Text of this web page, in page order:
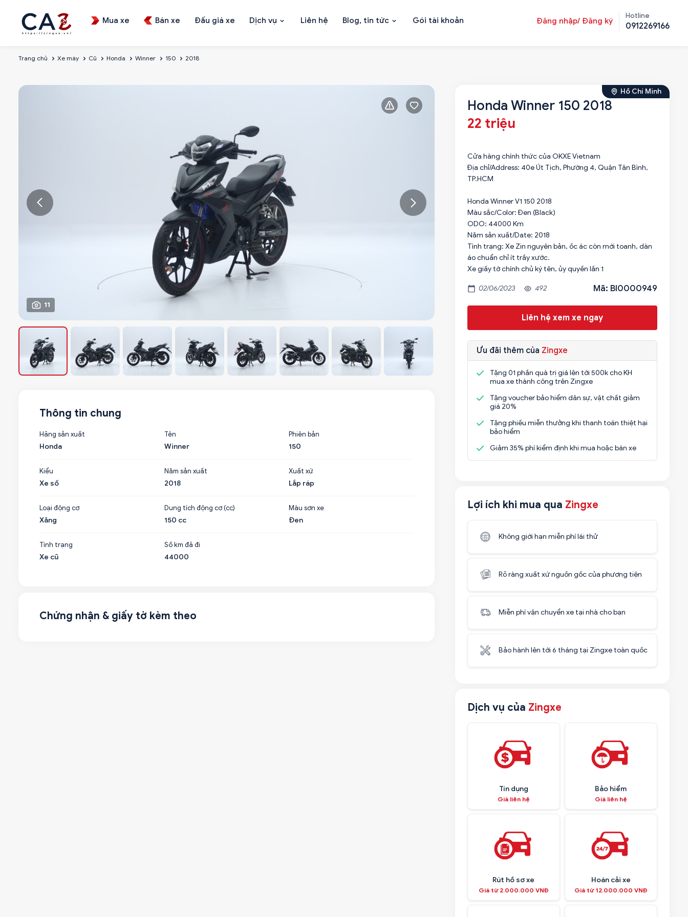
Mua xe Bán xe Đấu giá xe Dịch vụ Liên hệ Blog, tin tức Gói tài khoản Đăng nhập/ Đăng ký
Hotline
0912269166
Trang chủ Xe máy Cũ Honda Winner 150 2018
11
Hồ Chí Minh
Honda Winner 150 2018
22 triệu
Cửa hàng chính thức của OKXE Vietnam
Địa chỉ/Address: 40e Út Tịch, Phường 4, Quận Tân Bình,
TP.HCM
Honda Winner V1 150 2018
Màu sắc/Color: Đen (Black)
ODO: 44000 Km
Năm sản xuất/Date: 2018
Tình trạng: Xe Zin nguyên bản, ốc ác còn mới toanh, dàn
áo chuẩn chỉ ít trầy xước.
Xe giấy tờ chính chủ ký tên, ủy quyền lần 1
02/06/2023 492 Mã: BI0000949
Liên hệ xem xe ngay
Ưu đãi thêm của Zingxe
Tặng 01 phần quà trị giá lên tới 500k cho KH
mua xe thành công trên Zingxe
Tặng voucher bảo hiểm dân sự, vật chất giảm
giá 20%
Tặng phiếu miễn thưởng khi thanh toán thiệt hại
bảo hiểm
Giảm 35% phí kiểm định khi mua hoặc bán xe
Lợi ích khi mua qua Zingxe
Không giới hạn miễn phí lái thử
Rõ ràng xuất xứ nguồn gốc của phương tiện
Miễn phí vận chuyển xe tại nhà cho bạn
Bảo hành lên tới 6 tháng tại Zingxe toàn quốc
Dịch vụ của Zingxe
Tín dụng
Giá liên hệ
Bảo hiểm
Giá liên hệ
Rút hồ sơ xe
Giá từ 2.000.000 VNĐ
Hoán cải xe
Giá từ 12.000.000 VNĐ
Thông tin chung
Hãng sản xuất
Honda
Tên
Winner
Phiên bản
150
Kiểu
Xe số
Năm sản xuất
2018
Xuất xứ
Lắp ráp
Loại động cơ
Xăng
Dung tích động cơ (cc)
150 cc
Màu sơn xe
Đen
Tình trạng
Xe cũ
Số km đã đi
44000
Chứng nhận & giấy tờ kèm theo